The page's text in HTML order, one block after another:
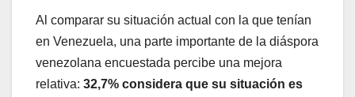
Al comparar su situación actual con la que tenían
en Venezuela, una parte importante de la diáspora
venezolana encuestada percibe una mejora
relativa: 32,7% considera que su situación es